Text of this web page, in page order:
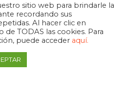
sitio web para brindarle la
recordando sus
Al hacer clic en
de TODAS las cookies. Para
puede acceder aquí.